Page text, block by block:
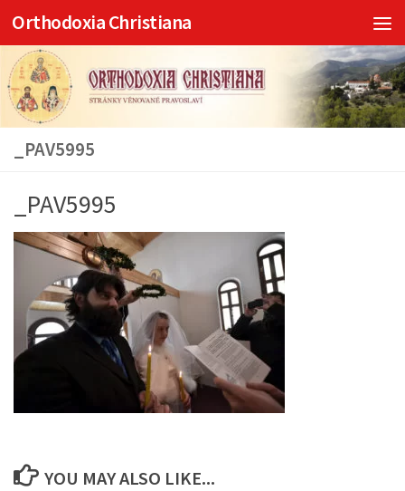
Skip to content
Orthodoxia Christiana
_PAV5995
_PAV5995
YOU MAY ALSO LIKE...